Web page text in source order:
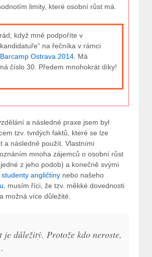
limity, které osobní růst má.
když mně podpoříte v
na řečníka v rámci
Barcamp Ostrava 2014 . Má
číslo 30. Předem mnohokrát díky!
a následné praxe jsem byl
tzv. tvrdých faktů, které se lze
a následně použít. Vlastními
mnoha zájemců o osobní růst
z jeho podob) a konečně svými
studenty angličtiny nebo našeho
, musím říci, že tzv. měkké dovednosti
možná více důležité.
je důležitý. Protože kdo neroste,